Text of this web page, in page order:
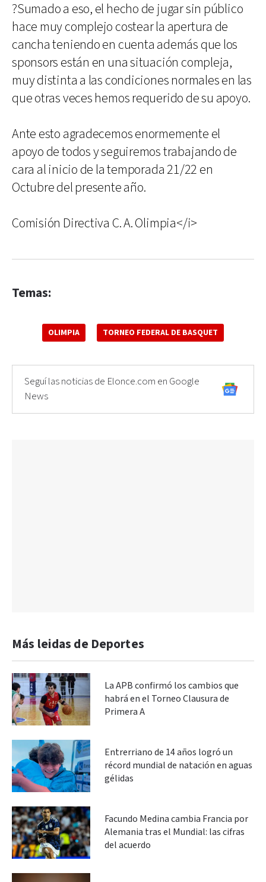
?Sumado a eso, el hecho de jugar sin público
hace muy complejo costear la apertura de
cancha teniendo en cuenta además que los
sponsors están en una situación compleja,
muy distinta a las condiciones normales en las
que otras veces hemos requerido de su apoyo.
Ante esto agradecemos enormemente el
apoyo de todos y seguiremos trabajando de
cara al inicio de la temporada 21/22 en
Octubre del presente año.
Comisión Directiva C. A. Olimpia</i>
Temas:
OLIMPIA TORNEO FEDERAL DE BASQUET
Seguí las noticias de Elonce.com en Google
News
Más leidas de Deportes
La APB confirmó los cambios que
habrá en el Torneo Clausura de
Primera A
Entrerriano de 14 años logró un
récord mundial de natación en aguas
gélidas
Facundo Medina cambia Francia por
Alemania tras el Mundial: las cifras
del acuerdo